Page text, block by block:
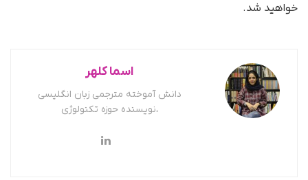
خواهید شد.
اسما کلهر
دانش آموخته مترجمی زبان انگلیسی
،نویسنده حوزه تکنولوژی